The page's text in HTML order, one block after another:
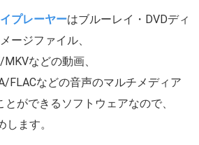
プレーヤーはブルーレイ・DVDディ
ージファイル、
などの動画、
FLACなどの音声のマルチメディア
ができるソフトウェアなので、
ます。